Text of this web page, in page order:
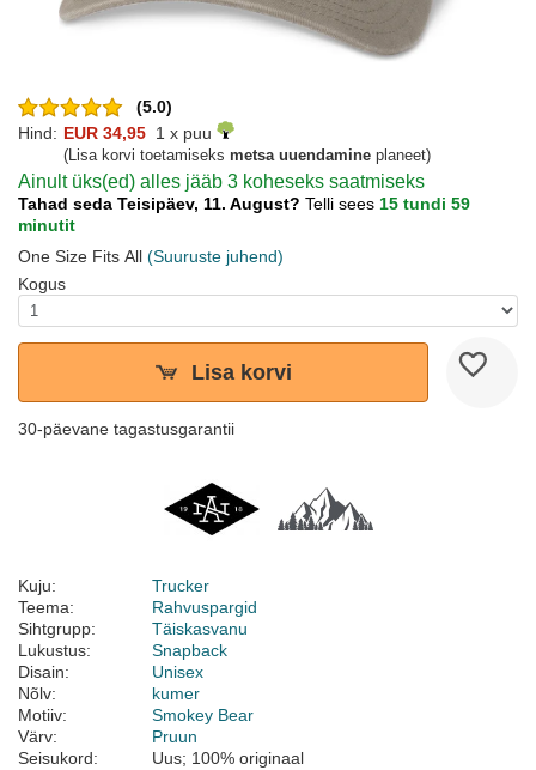
(5.0)
Hind: EUR 34,95 1 x puu
(Lisa korvi toetamiseks metsa uuendamine planeet)
Ainult üks(ed) alles jääb 3 koheseks saatmiseks
Tahad seda Teisipäev, 11. August? Telli sees 15 tundi 59
minutit
One Size Fits All (Suuruste juhend)
Kogus
Lisa korvi
30-päevane tagastusgarantii
Kuju:
Trucker
Teema:
Rahvuspargid
Sihtgrupp:
Täiskasvanu
Lukustus:
Snapback
Disain:
Unisex
Nõlv:
kumer
Motiiv:
Smokey Bear
Värv:
Pruun
Seisukord:
Uus; 100% originaal